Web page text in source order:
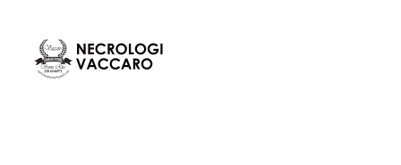
contenuto